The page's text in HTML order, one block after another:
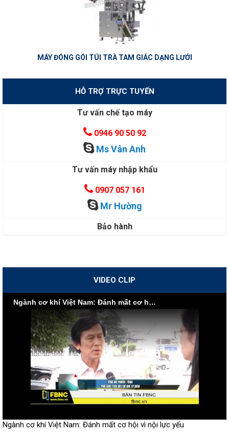
MÁY ĐÓNG GÓI TÚI TRÀ TAM GIÁC DẠNG LƯỚI
HỖ TRỢ TRỰC TUYẾN
Tư vấn chế tạo máy
0946 90 50 92
Ms Vân Anh
Tư vấn máy nhập khẩu
0907 057 161
Mr Hường
Bảo hành
VIDEO CLIP
Ngành cơ khí Việt Nam: Đánh mất cơ hội vì nội lực yếu
Ngành cơ khí Việt Nam: Đánh mất cơ hội vì nội lực yếu